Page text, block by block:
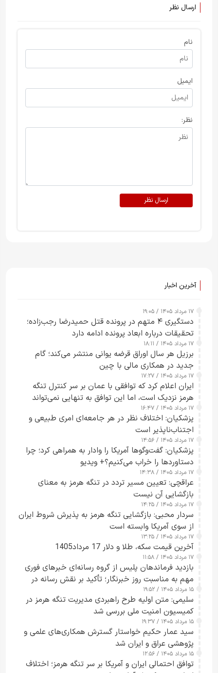
ارسال نظر
نام
ایمیل
نظر:
ارسال نظر
آخرین اخبار
۱۷ مرداد ۱۴۰۵ / ۱۹:۰۵
دستگیری ۴ متهم در پرونده قتل حمیدرضا رجب‌زاده؛
تحقیقات درباره ابعاد پرونده ادامه دارد
۱۷ مرداد ۱۴۰۵ / ۱۸:۱۱
برزیل هر سال اوراق قرضه یوانی منتشر می‌کند؛ گام
جدید در همکاری مالی با چین
۱۷ مرداد ۱۴۰۵ / ۱۷:۲۷
ایران اعلام کرد که توافقی با عمان بر سر کنترل تنگه
هرمز نزدیک است، اما این توافق به تنهایی نمی‌تواند
آبراه را آزاد کند
۱۷ مرداد ۱۴۰۵ / ۱۶:۴۷
پزشکیان: اختلاف نظر در هر جامعه‌ای امری طبیعی و
اجتناب‌ناپذیر است
۱۷ مرداد ۱۴۰۵ / ۱۴:۵۶
پزشکیان: گفت‌وگوها آمریکا را وادار به همراهی کرد؛ چرا
دستاوردها را خراب می‌کنیم؟+ ویدیو
۱۷ مرداد ۱۴۰۵ / ۱۴:۳۸
عراقچی: تعیین مسیر تردد در تنگه هرمز به معنای
بازگشایی آن نیست
۱۷ مرداد ۱۴۰۵ / ۱۴:۲۵
سردار محبی: بازگشایی تنگه هرمز به پذیرش شروط ایران
از سوی آمریکا وابسته است
۱۷ مرداد ۱۴۰۵ / ۱۳:۲۵
آخرین قیمت سکه، طلا و دلار 17 مرداد1405
۱۷ مرداد ۱۴۰۵ / ۱۱:۵۸
بازدید فرماندهان پلیس از گروه رسانه‌ای خبرهای فوری
مهم به مناسبت روز خبرنگار؛ تأکید بر نقش رسانه در
تقویت امنیت و اعتماد عمومی
۱۵ مرداد ۱۴۰۵ / ۱۹:۵۲
سلیمی: متن اولیه طرح راهبردی مدیریت تنگه هرمز در
کمیسیون امنیت ملی بررسی شد
۱۵ مرداد ۱۴۰۵ / ۱۹:۳۷
سید عمار حکیم خواستار گسترش همکاری‌های علمی و
پژوهشی عراق و ایران شد
۱۵ مرداد ۱۴۰۵ / ۱۲:۵۶
توافق احتمالی ایران و آمریکا بر سر تنگه هرمز؛ اختلاف